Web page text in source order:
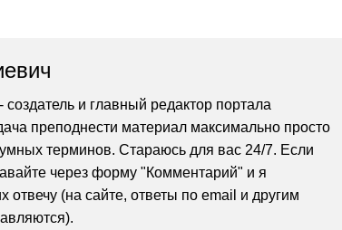
и главный редактор портала
преподнести материал максимально просто
терминов. Стараюсь для вас 24/7. Если
через форму "Комментарий" и я
отвечу (на сайте, ответы по email и другим